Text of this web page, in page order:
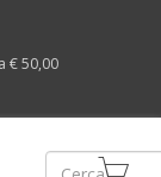
€ 50,00